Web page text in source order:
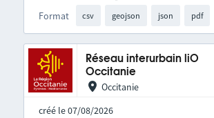
Format csv geojson json pdf
Réseau interurbain liO
Occitanie
Occitanie
créé le 07/08/2026